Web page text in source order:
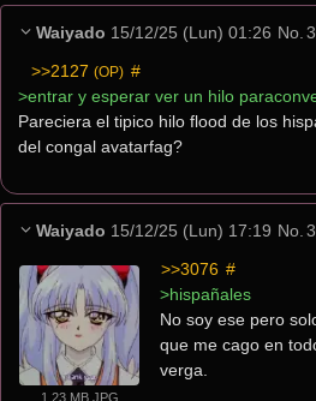
Waiyado 15/12/25 (Lun) 01:26 No.
>>2127 (OP) #
>entrar y esperar ver un hilo
Pareciera el tipico hilo flood de los
del congal avatarfag?
Waiyado 15/12/25 (Lun) 17:19 No.
1.23 MB JPG
>>3076 #
>hispañales
No soy ese pero
que me cago en
verga.